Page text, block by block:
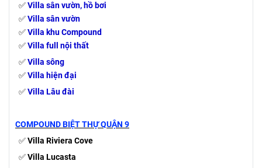
✅Villa sân vườn,hồ bơi
✅Villa sân vườn
✅Villa khu Compound
✅Villa full nội thất
✅Villa sông
✅Villa hiện đại
✅Villa Lâu đài
COMPOUND BIỆT THỰ QUẬN 9
✅Villa Riviera Cove
✅Villa Lucasta